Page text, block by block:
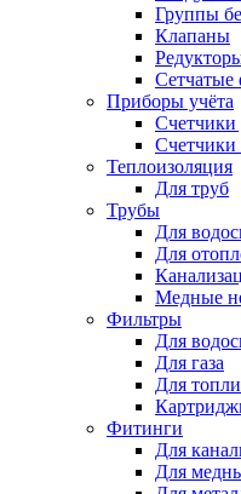
Группы
Клапаны
Сетчатые
Приборы учёта
Счетчики
Счетчики
Теплоизоляция
Для труб
Трубы
Для
Для
Медные
Фильтры
Для
Для газа
Для
Фитинги
Для
Для